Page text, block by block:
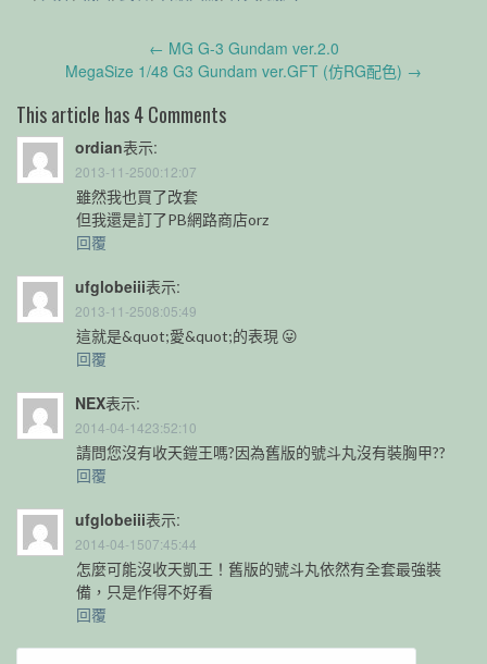
navigation
← MG G-3 Gundam ver.2.0
MegaSize 1/48 G3 Gundam ver.GFT (仿RG配色) →
This article has 4 Comments
ordian表示:
2013-11-2500:12:07
雖然我也買了改套
但我還是訂了PB網路商店orz
回覆
ufglobeiii表示:
2013-11-2508:05:49
這就是&quot;愛&quot;的表現 😛
回覆
NEX表示:
2014-04-1423:52:10
請問您沒有收天鎧王嗎?因為舊版的號斗丸沒有裝胸甲??
回覆
ufglobeiii表示:
2014-04-1507:45:44
怎麼可能沒收天凱王！舊版的號斗丸依然有全套最強裝
備，只是作得不好看
回覆